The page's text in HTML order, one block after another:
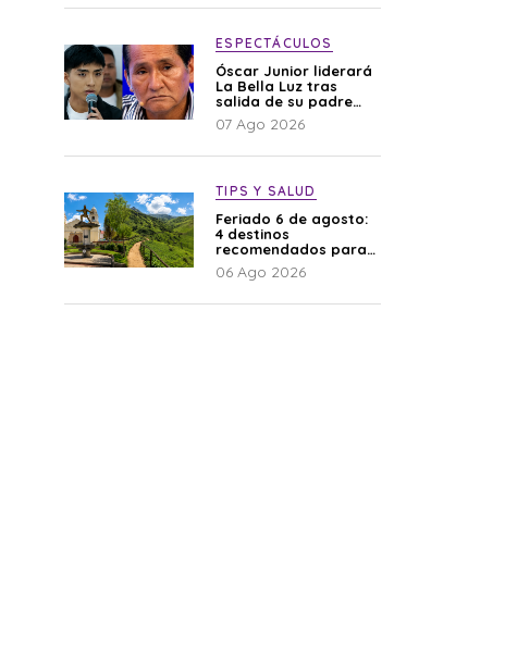
ESPECTÁCULOS
Óscar Junior liderará
La Bella Luz tras
salida de su padre
por polémica con
Naldy Saldaña
07 Ago 2026
TIPS Y SALUD
Feriado 6 de agosto:
4 destinos
recomendados para
disfrutar el descanso
06 Ago 2026